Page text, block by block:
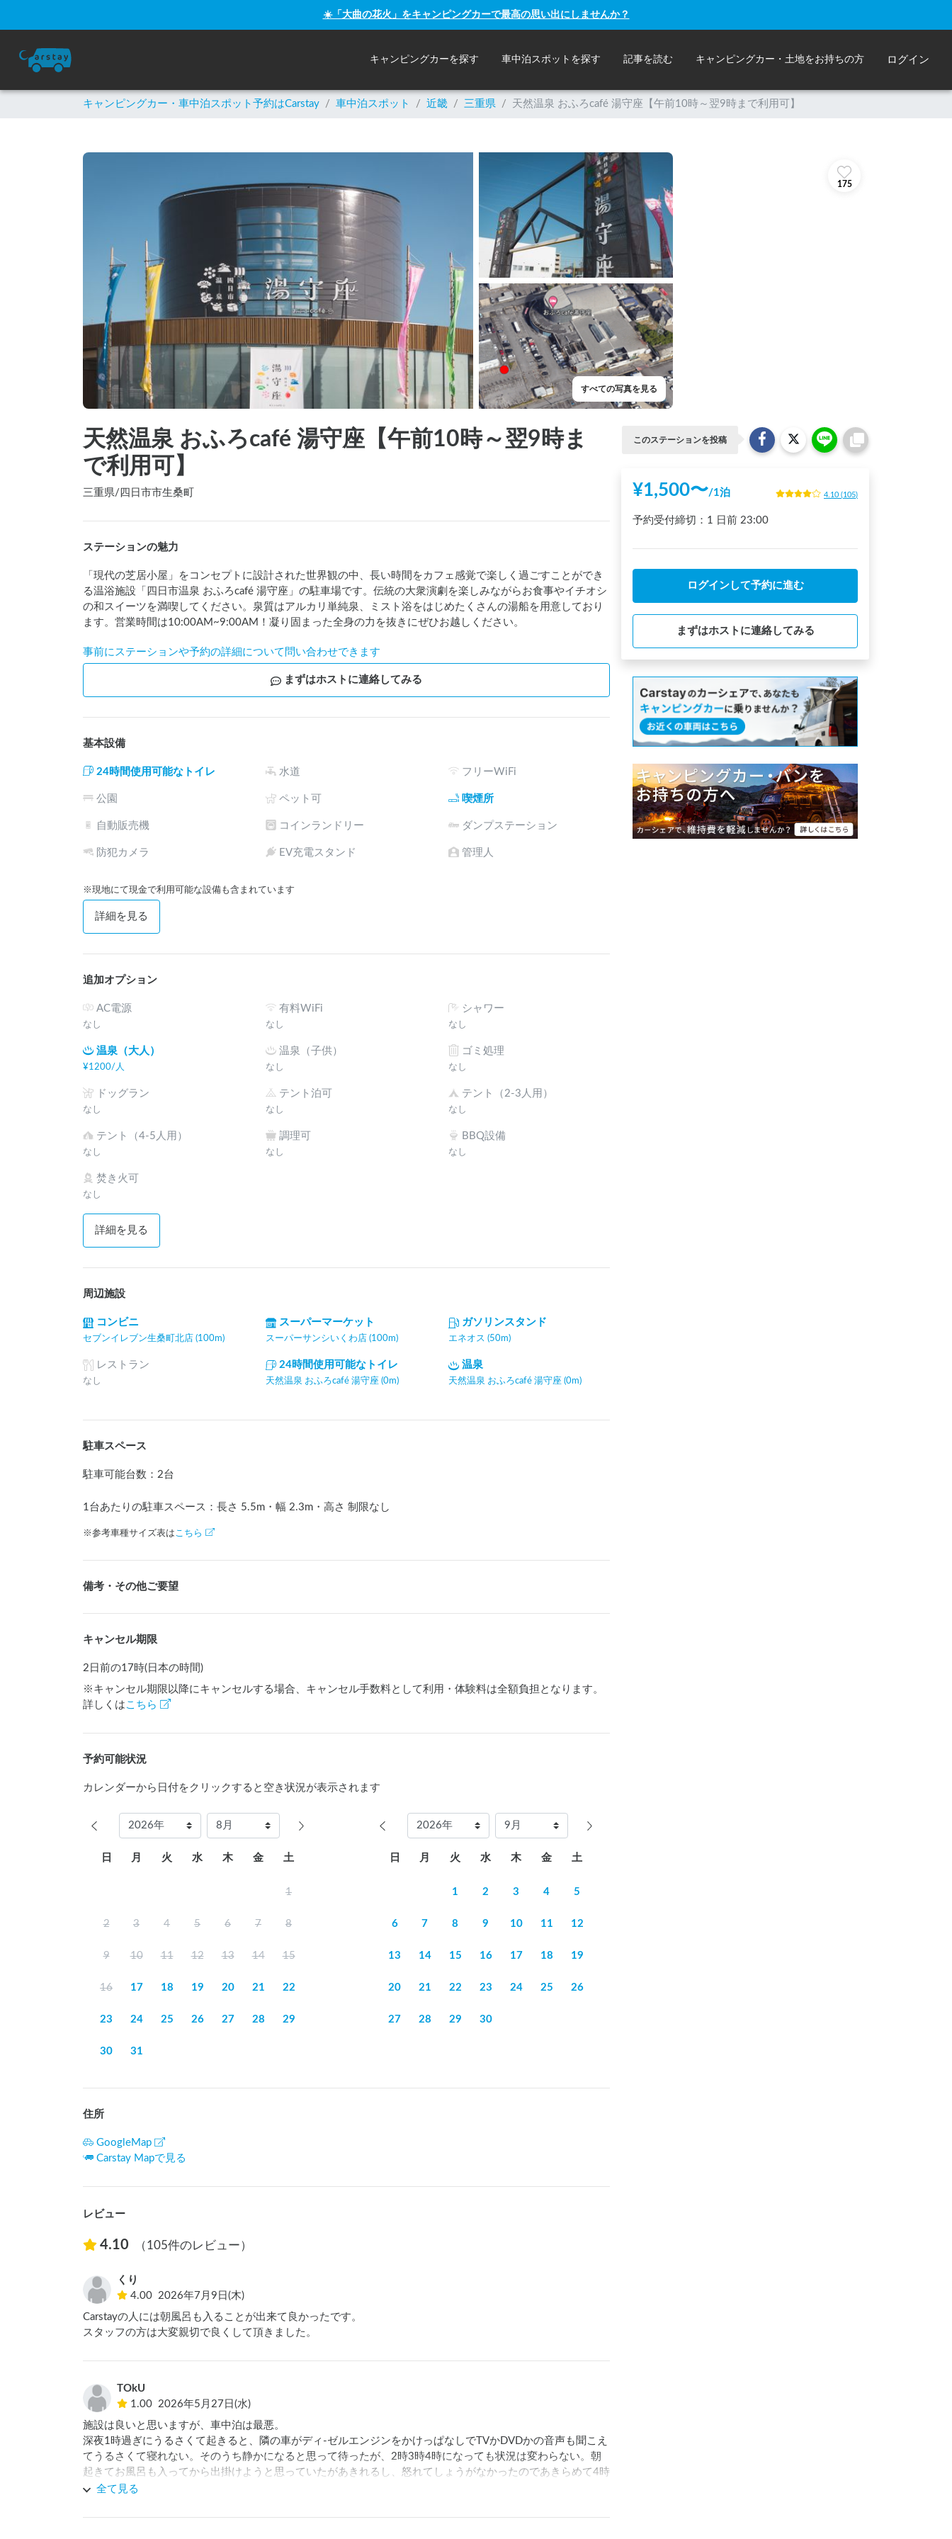
☀️「大曲の花火」をキャンピングカーで最高の思い出にしませんか？
キャンピングカーを探す 車中泊スポットを探す 記事を読む キャンピングカー・土地をお持ちの方 ログイン
キャンピングカー・車中泊スポット予約はCarstay / 車中泊スポット / 近畿 / 三重県 / 天然温泉 おふろcafé 湯守座【午前10時～翌9時まで利用可】
175
すべての写真を見る
天然温泉 おふろcafé 湯守座【午前10時～翌9時ま
で利用可】
三重県/ 四日市市生桑町
ステーションの魅力
「現代の芝居小屋」をコンセプトに設計された世界観の中、長い時間をカフェ感覚で楽しく過ごすことができ
る温浴施設「四日市温泉 おふろcafé 湯守座」の駐車場です。伝統の大衆演劇を楽しみながらお食事やイチオシ
の和スイーツを満喫してください。泉質はアルカリ単純泉、ミスト浴をはじめたくさんの湯船を用意しており
ます。営業時間は10:00AM~9:00AM！凝り固まった全身の力を抜きにぜひお越しください。
事前にステーションや予約の詳細について問い合わせできます
まずはホストに連絡してみる
基本設備
24時間使用可能なトイレ 水道 フリーWiFi
公園 ペット可 喫煙所
自動販売機 コインランドリー ダンプステーション
防犯カメラ EV充電スタンド 管理人
※現地にて現金で利用可能な設備も含まれています
詳細を見る
追加オプション
AC電源
なし
有料WiFi
なし
シャワー
なし
温泉（大人）
¥1200/ 人
温泉（子供）
なし
ゴミ処理
なし
ドッグラン
なし
テント泊可
なし
テント（2-3人用）
なし
テント（4-5人用）
なし
調理可
なし
BBQ設備
なし
焚き火可
なし
詳細を見る
周辺施設
コンビニ
セブンイレブン生桑町北店 (100m)
スーパーマーケット
スーパーサンシいくわ店 (100m)
ガソリンスタンド
エネオス (50m)
レストラン
なし
24時間使用可能なトイレ
天然温泉 おふろcafé 湯守座 (0m)
温泉
天然温泉 おふろcafé 湯守座 (0m)
駐車スペース
駐車可能台数 ： 2台
1台あたりの駐車スペース：長さ 5.5m ・幅 2.3m ・高さ 制限なし
※参考車種サイズ表はこちら
備考・その他ご要望
キャンセル期限
2日前の17時(日本の時間)
※キャンセル期限以降にキャンセルする場合、キャンセル手数料として利用・体験料は全額負担となります。
詳しくは こちら
予約可能状況
カレンダーから日付をクリックすると空き状況が表示されます
日 月 火 水 木 金 土
1
2 3 4 5 6 7 8
9 10 11 12 13 14 15
16 17 18 19 20 21 22
23 24 25 26 27 28 29
30 31
日 月 火 水 木 金 土
1 2 3 4 5
6 7 8 9 10 11 12
13 14 15 16 17 18 19
20 21 22 23 24 25 26
27 28 29 30
住所
GoogleMap
Carstay Mapで見る
レビュー
4.10 （105件のレビュー）
くり
4.00 2026年7月9日(木)
Carstayの人には朝風呂も入ることが出来て良かったです。
スタッフの方は大変親切で良くして頂きました。
TOkU
1.00 2026年5月27日(水)
施設は良いと思いますが、車中泊は最悪。
深夜1時過ぎにうるさくて起きると、隣の車がディ-ゼルエンジンをかけっぱなしでTVかDVDかの音声も聞こえ
てうるさくて寝れない。そのうち静かになると思って待ったが、2時3時4時になっても状況は変わらない。朝
起きてお風呂も入ってから出掛けようと思っていたがあきれるし、怒れてしょうがなかったのであきらめて4時
過ぎにチェックアウトしました。
隣以外にも何時間もエンジンかけっぱなしの車がいました。
全て見る
このステーションを投稿
¥1,500〜/1泊 4.10 (105)
予約受付締切： 1 日前 23:00
ログインして予約に進む
まずはホストに連絡してみる